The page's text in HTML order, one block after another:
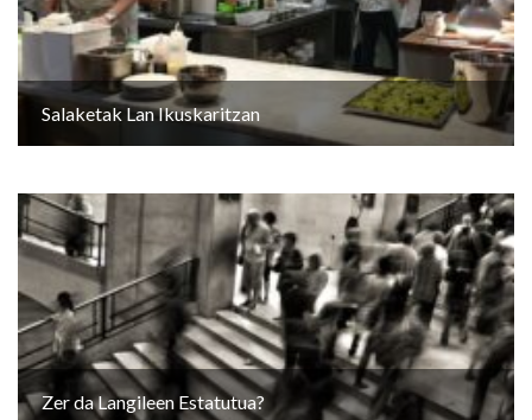
Salaketak Lan Ikuskaritzan
Zer da Langileen Estatutua?